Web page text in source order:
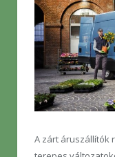
A zárt áruszállítók